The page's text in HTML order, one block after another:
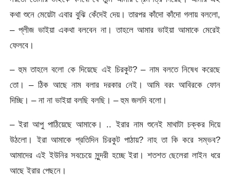
কথা শুনে মেয়েটা এবার বুঝি কেঁদেই দেয়। তারপর কাঁদো কাঁদো গলায় বললো,
– প্লীজ ভাইয়া একথা বলবেন না। তাহলে আমার ভাইয়া আমাকে মেরেই
ফেলবে।
– হুম তাহলে বলো কে দিয়েছে এই চিরকুট? – নাম বলতে নিষেধ করেছে
তো। – ঠিক আছে নাম বলার দরকার নেই। আমি বরং আবিরকে ফোন
দিচ্ছি। – না না ভাইয়া বলছি বলছি। – হুম জলদি বলো।
– ইরা আপু পাঠিয়েছে আমাকে। .. ইরার নাম শুনেই মাথাটা চক্কর দিয়ে
উঠলো। ইরা আমাকে প্রতিদিন চিরকুট পাঠায়? নাহ তা কি করে সম্ভব?
আমাদের এই ইউনির সবচেয়ে সুন্দরী হচ্ছে ইরা। শতশত ছেলেরা লাইন ধরে
আছে ইরার পেছনে।